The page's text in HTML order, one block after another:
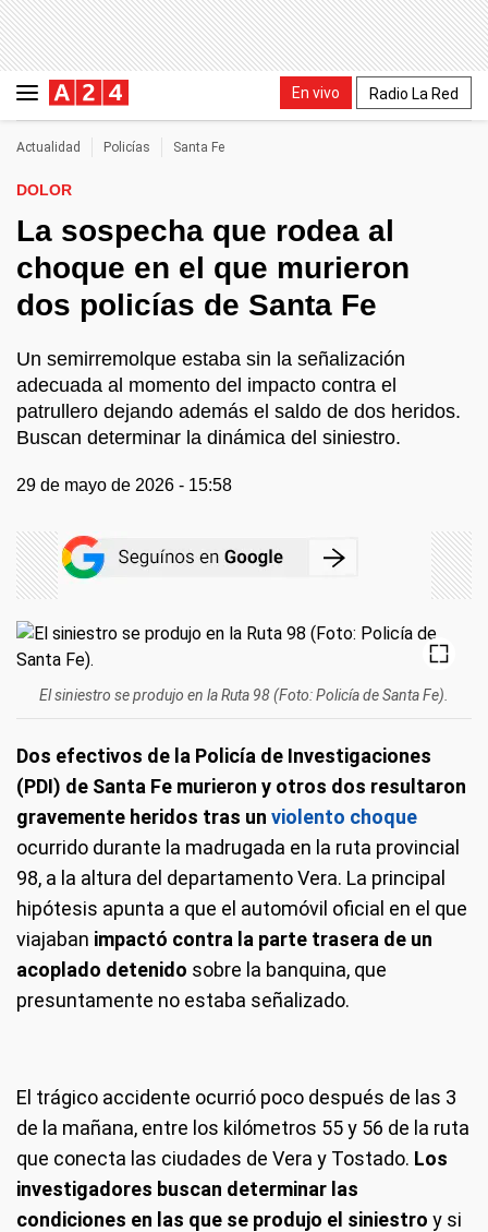
En vivo Radio La Red
Actualidad Policías Santa Fe
DOLOR
La sospecha que rodea al
choque en el que murieron
dos policías de Santa Fe
Un semirremolque estaba sin la señalización
adecuada al momento del impacto contra el
patrullero dejando además el saldo de dos heridos.
Buscan determinar la dinámica del siniestro.
29 de mayo de 2026 - 15:58
El siniestro se produjo en la Ruta 98 (Foto: Policía de Santa Fe).
Dos efectivos de la Policía de Investigaciones
(PDI) de Santa Fe murieron y otros dos resultaron
gravemente heridos tras un violento choque
ocurrido durante la madrugada en la ruta provincial
98, a la altura del departamento Vera. La principal
hipótesis apunta a que el automóvil oficial en el que
viajaban impactó contra la parte trasera de un
acoplado detenido sobre la banquina, que
presuntamente no estaba señalizado.
El trágico accidente ocurrió poco después de las 3
de la mañana, entre los kilómetros 55 y 56 de la ruta
que conecta las ciudades de Vera y Tostado. Los
investigadores buscan determinar las
condiciones en las que se produjo el siniestro y si